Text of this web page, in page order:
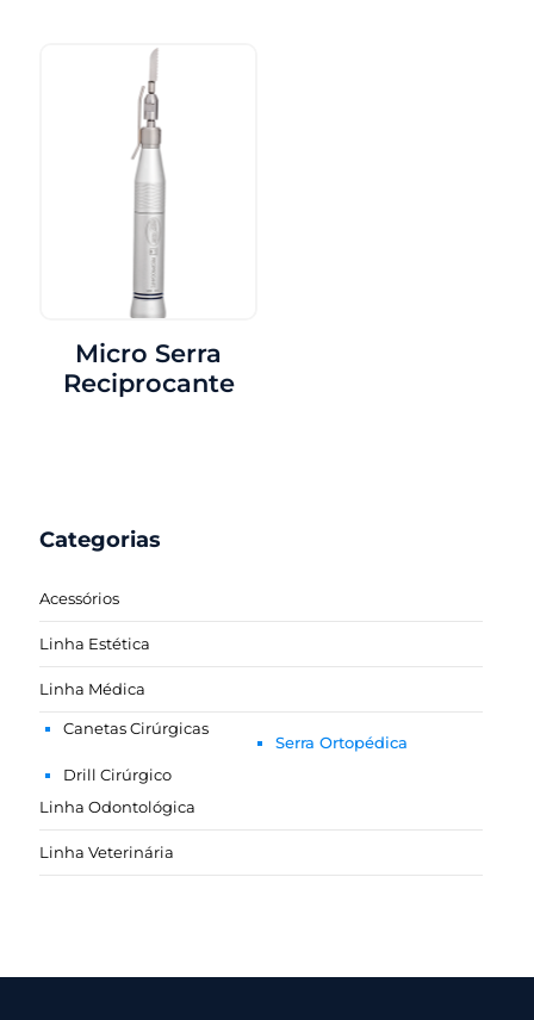
Micro Serra
Reciprocante
Categorias
Acessórios
Linha Estética
Linha Médica
Canetas Cirúrgicas
Drill Cirúrgico
Serra Ortopédica
Linha Odontológica
Linha Veterinária